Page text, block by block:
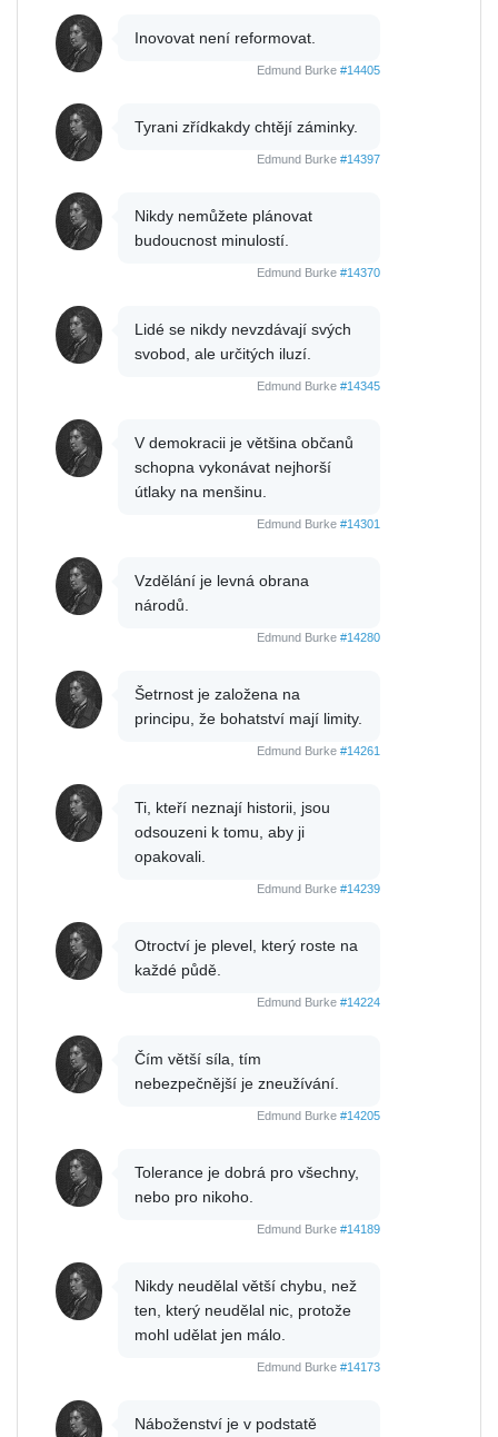
Inovovat není reformovat.
Edmund Burke #14405
Tyrani zřídkakdy chtějí záminky.
Edmund Burke #14397
Nikdy nemůžete plánovat
budoucnost minulostí.
Edmund Burke #14370
Lidé se nikdy nevzdávají svých
svobod, ale určitých iluzí.
Edmund Burke #14345
V demokracii je většina občanů
schopna vykonávat nejhorší
útlaky na menšinu.
Edmund Burke #14301
Vzdělání je levná obrana
národů.
Edmund Burke #14280
Šetrnost je založena na
principu, že bohatství mají limity.
Edmund Burke #14261
Ti, kteří neznají historii, jsou
odsouzeni k tomu, aby ji
opakovali.
Edmund Burke #14239
Otroctví je plevel, který roste na
každé půdě.
Edmund Burke #14224
Čím větší síla, tím
nebezpečnější je zneužívání.
Edmund Burke #14205
Tolerance je dobrá pro všechny,
nebo pro nikoho.
Edmund Burke #14189
Nikdy neudělal větší chybu, než
ten, který neudělal nic, protože
mohl udělat jen málo.
Edmund Burke #14173
Náboženství je v podstatě